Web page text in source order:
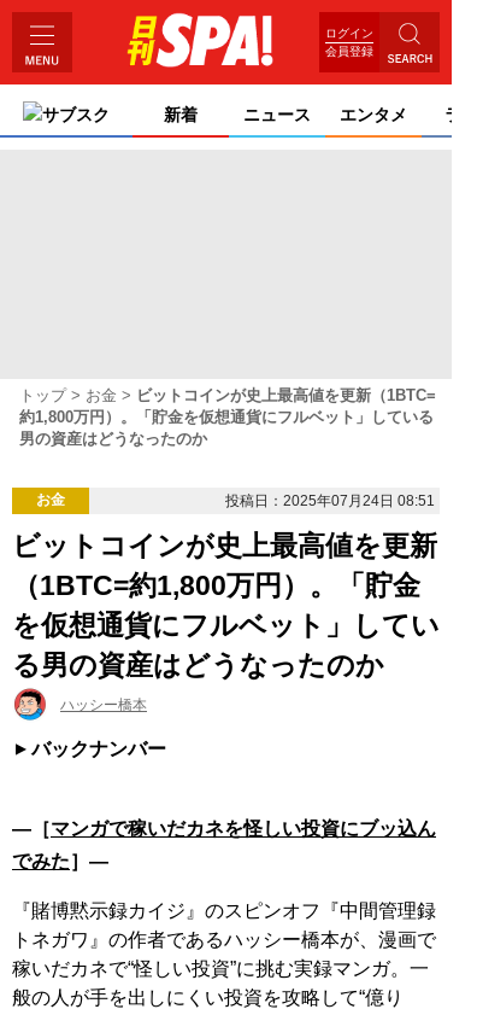
ログイン
会員登録
サブスク 新着 ニュース エンタメ ライ
トップ お金
ビットコインが史上最高値を更新（1BTC=
約1,800万円）。「貯金を仮想通貨にフルベット」している
男の資産はどうなったのか
お金 投稿日：2025年07月24日 08:51
ビットコインが史上最高値を更新
（1BTC=約1,800万円）。「貯金
を仮想通貨にフルベット」してい
る男の資産はどうなったのか
ハッシー橋本
バックナンバー
―［マンガで稼いだカネを怪しい投資にブッ込ん
でみた］―
『賭博黙示録カイジ』のスピンオフ『中間管理録
トネガワ』の作者であるハッシー橋本が、漫画で
稼いだカネで“怪しい投資”に挑む実録マンガ。一
般の人が手を出しにくい投資を攻略して“億り